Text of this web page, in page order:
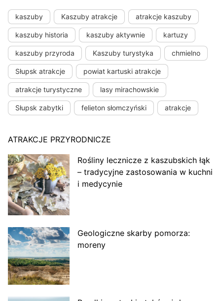
kaszuby Kaszuby atrakcje atrakcje kaszuby
kaszuby historia kaszuby aktywnie kartuzy
kaszuby przyroda Kaszuby turystyka chmielno
Słupsk atrakcje powiat kartuski atrakcje
atrakcje turystyczne lasy mirachowskie
Słupsk zabytki felieton słomczyński atrakcje
ATRAKCJE PRZYRODNICZE
Rośliny lecznicze z kaszubskich łąk
– tradycyjne zastosowania w kuchni
i medycynie
Geologiczne skarby pomorza:
moreny